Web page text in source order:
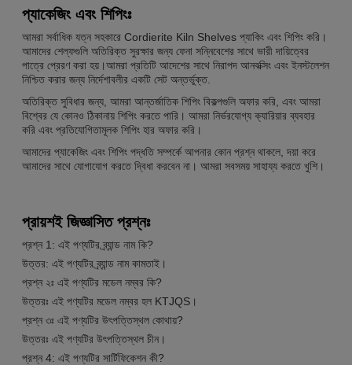
প্যাকেজিং এবং শিপিংঃ
আমরা সর্বাধিক যত্ন সহকারে Cordierite Kiln Shelves প্যাকিং এবং শিপিং করি।
আমাদের শেল্ফগুলি অতিরিক্ত সুরক্ষার জন্য ফেনা সন্নিবেশের সাথে ভারী দায়িত্বের
পাত্রে প্রেরণ করা হয়।আমরা প্রতিটি আদেশের সাথে নিরাপদ আনবক্সিং এবং ইনস্টলেশন
নিশ্চিত করার জন্য নির্দেশাবলীর একটি সেট অন্তর্ভুক্ত.
অতিরিক্ত সুবিধার জন্য, আমরা আন্তর্জাতিক শিপিং বিকল্পগুলি অফার করি, এবং আমরা
বিশ্বের যে কোনও ঠিকানায় শিপিং করতে পারি। আমরা নির্ভরযোগ্য ক্যারিয়ার ব্যবহার
করি এবং প্রতিযোগিতামূলক শিপিং হার অফার করি।
আমাদের প্যাকেজিং এবং শিপিং পদ্ধতি সম্পর্কে আপনার কোন প্রশ্ন থাকলে, দয়া করে
আমাদের সাথে যোগাযোগ করতে দ্বিধা করবেন না। আমরা সবসময় সাহায্য করতে খুশি।
প্রায়শই জিজ্ঞাসিত প্রশ্নঃ
প্রশ্ন 1: এই পণ্যটির ব্র্যান্ড নাম কি?
উত্তর: এই পণ্যটির ব্র্যান্ড নাম কামতাই।
প্রশ্ন ২ঃ এই পণ্যটির মডেল নম্বর কি?
উত্তরঃ এই পণ্যটির মডেল নম্বর হল KTJQS।
প্রশ্ন ৩ঃ এই পণ্যটির উৎপত্তিস্থল কোথায়?
উত্তরঃ এই পণ্যটির উৎপত্তিস্থল চীন।
প্রশ্ন 4: এই পণ্যটির সার্টিফিকেশন কী?